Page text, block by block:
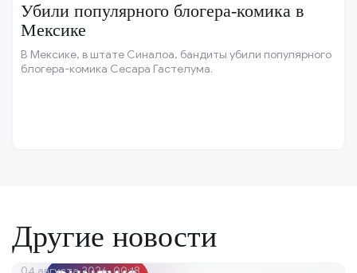
Убили популярного блогера-комика в
Мексике
В Мексике, в штате Синалоа, бандиты убили популярного
блогера-комика Сесара Гастелума.
Другие новости